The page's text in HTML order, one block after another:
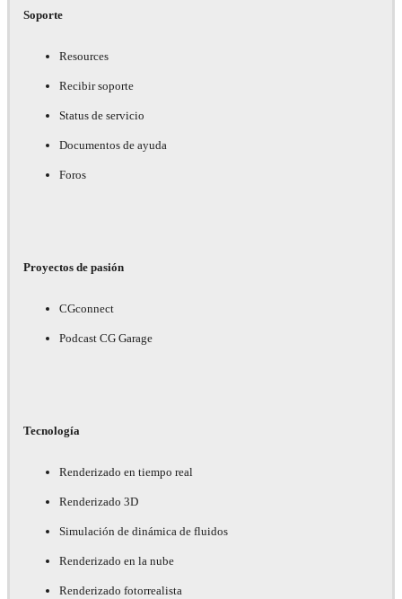
Soporte
Resources
Recibir soporte
Status de servicio
Documentos de ayuda
Foros
Proyectos de pasión
CGconnect
Podcast CG Garage
Tecnología
Renderizado en tiempo real
Renderizado 3D
Simulación de dinámica de fluidos
Renderizado en la nube
Renderizado fotorrealista